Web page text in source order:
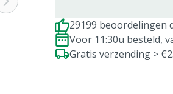
29199 beoordelingen
Voor 11:30u besteld,
Gratis verzending >